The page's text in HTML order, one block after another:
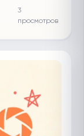
3
просмотров